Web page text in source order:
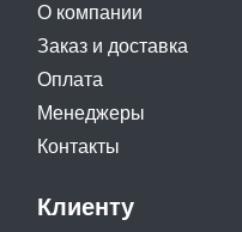
О компании
Заказ и доставка
Оплата
Менеджеры
Контакты
Клиенту